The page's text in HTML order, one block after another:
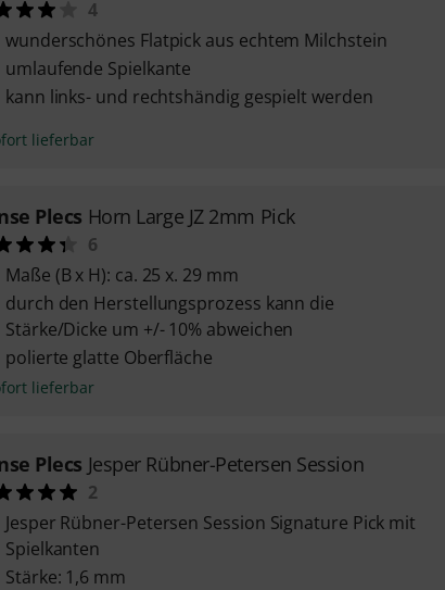
4
wunderschönes Flatpick aus echtem Milchstein
umlaufende Spielkante
kann links- und rechtshändig gespielt werden
lieferbar
Plecs Horn Large JZ 2mm Pick
6
Maße (B x H): ca. 25 x. 29 mm
durch den Herstellungsprozess kann die
Stärke/Dicke um +/- 10% abweichen
polierte glatte Oberfläche
lieferbar
Plecs Jesper Rübner-Petersen Session
2
Jesper Rübner-Petersen Session Signature Pick mit
Spielkanten
Stärke: 1,6 mm